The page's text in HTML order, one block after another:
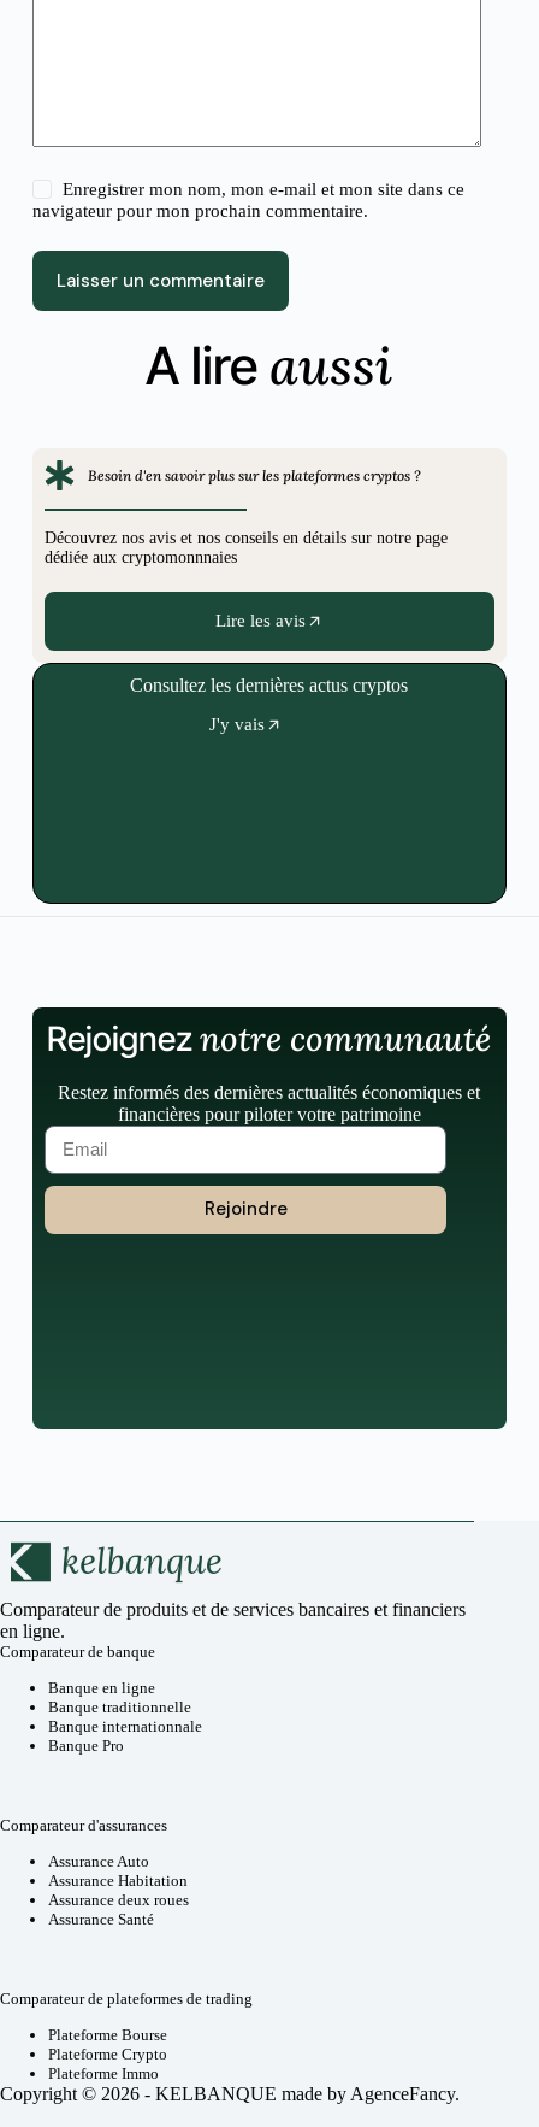
Enregistrer mon nom, mon e-mail et mon site dans ce
navigateur pour mon prochain commentaire.
Laisser un commentaire
A lire aussi
Besoin d'en savoir plus sur les plateformes cryptos ?
Découvrez nos avis et nos conseils en détails sur notre page
dédiée aux cryptomonnnaies
Lire les avis
Consultez les dernières actus cryptos
J'y vais
Rejoigneznotre communauté
Restez informés des dernières actualités économiques et
financières pour piloter votre patrimoine
Rejoindre
Comparateur de produits et de services bancaires et financiers
en ligne.
Comparateur de banque
Banque en ligne
Banque traditionnelle
Banque internationnale
Banque Pro
Comparateur d'assurances
Assurance Auto
Assurance Habitation
Assurance deux roues
Assurance Santé
Comparateur de plateformes de trading
Plateforme Bourse
Plateforme Crypto
Plateforme Immo
Copyright © 2026 - KELBANQUE made by AgenceFancy.